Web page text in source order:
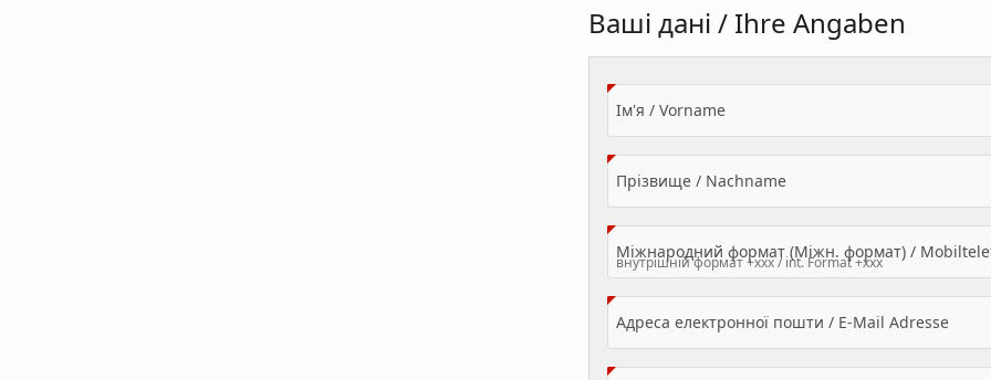
Ваші дані / Ihre Angaben
Ім'я / Vorname(Value Required)
Прізвище / Nachname(Value Required)
Міжнародний формат (Міжн. формат) /
Адреса електронної пошти / E-Mail Adresse